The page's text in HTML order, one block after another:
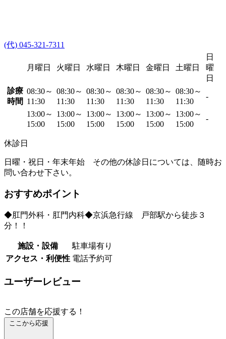
(代) 045-321-7311
月曜日 火曜日 水曜日 木曜日 金曜日 土曜日
日
曜
日
診療
時間
08:30～
11:30
08:30～
11:30
08:30～
11:30
08:30～
11:30
08:30～
11:30
08:30～
11:30
-
13:00～
15:00
13:00～
15:00
13:00～
15:00
13:00～
15:00
13:00～
15:00
13:00～
15:00
-
休診日
日曜・祝日・年末年始 その他の休診日については、随時お
問い合わせ下さい。
おすすめポイント
◆肛門外科・肛門内科◆京浜急行線 戸部駅から徒歩３
分！！
施設・設備
駐車場有り
アクセス・利便性 電話予約可
ユーザーレビュー
この店舗を応援する！
ここから応援